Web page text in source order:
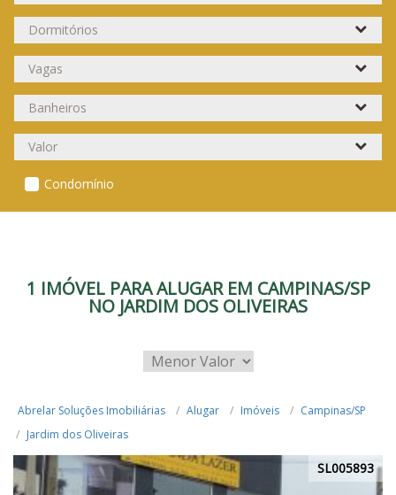
Condomínio
1 IMÓVEL PARA ALUGAR EM CAMPINAS/SP
NO JARDIM DOS OLIVEIRAS
Abrelar Soluções Imobiliárias Alugar Imóveis
Campinas/SP
Jardim dos Oliveiras
SL005893